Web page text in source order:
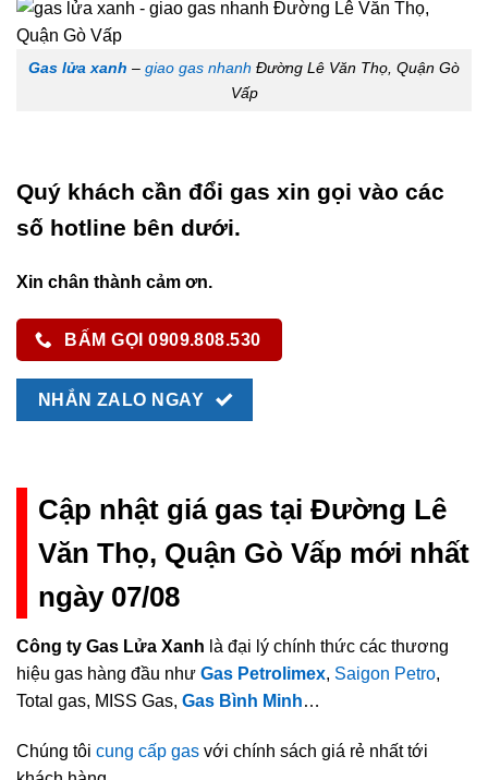
Gas lửa xanh – giao gas nhanh Đường Lê Văn Thọ, Quận Gò
Vấp
Quý khách cần đổi gas xin gọi vào các
số hotline bên dưới.
Xin chân thành cảm ơn.
BẤM GỌI 0909.808.530
NHẮN ZALO NGAY
Cập nhật giá gas tại Đường Lê
Văn Thọ, Quận Gò Vấp mới nhất
ngày 07/08
Công ty Gas Lửa Xanh là đại lý chính thức các thương
hiệu gas hàng đầu như Gas Petrolimex, Saigon Petro,
Total gas, MISS Gas, Gas Bình Minh…
Chúng tôi cung cấp gas với chính sách giá rẻ nhất tới